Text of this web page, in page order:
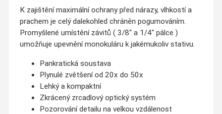
K zajištění maximální ochrany před nárazy, vlhkostí a
prachem je celý dalekohled chráněn pogumováním.
Promyšlené umístění závitů ( 3/8" a 1/4" pálce )
umožňuje upevnění monokuláru k jakémukoliv stativu.
Pankratická soustava
Plynulé zvětšení od 20x do 50x
Lehký a kompaktní
Zkrácený zrcadlový optický systém
Pozorování detailu na velkou vzdálenost